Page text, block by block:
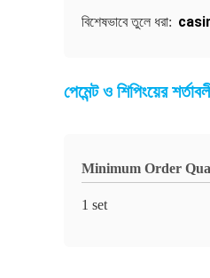
বিশেষভাবে তুলে ধরা:
পেমেন্ট ও শিপিংয়ের
Minimum Order
1 set